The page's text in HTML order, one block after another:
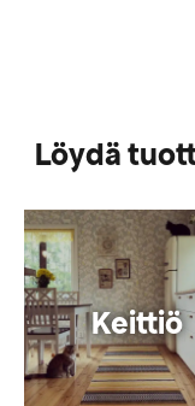
Löydä
Keittiö